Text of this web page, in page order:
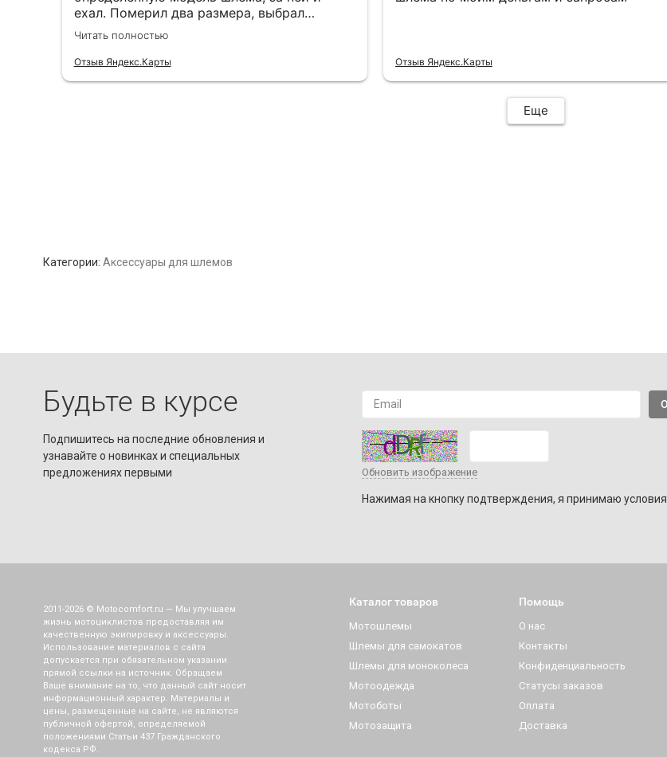
Категории: Аксессуары для шлемов
Будьте в курсе
Подпишитесь на последние обновления и
узнавайте о новинках и специальных
предложениях первыми
Обновить изображение
Нажимая на кнопку подтверждения, я принимаю условия
2011-2026 © Motocomfort.ru — Мы улучшаем
жизнь мотоциклистов предоставляя им
качественную экипировку и аксессуары.
Использование материалов с сайта
допускается при обязательном указании
прямой ссылки на источник. Обращаем
Ваше внимание на то, что данный сайт носит
информационный характер. Материалы и
цены, размещенные на сайте, не являются
публичной офертой, определяемой
положениями Статьи 437 Гражданского
кодекса РФ.
Каталог товаров
Мотошлемы
Шлемы для самокатов
Шлемы для моноколеса
Мотоодежда
Мотоботы
Мотозащита
Помощь
О нас
Контакты
Конфиденциальность
Статусы заказов
Оплата
Доставка